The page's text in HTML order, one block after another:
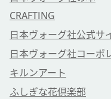
CRAFTING
日本ヴォーグ社公式サ
日本ヴォーグ社コーポ
キルンアート
ふしぎな花倶楽部